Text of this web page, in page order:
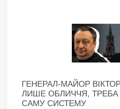
ГЕНЕРАЛ-МАЙОР
ЛИШЕ ОБЛИЧЧЯ,
САМУ СИСТЕМУ